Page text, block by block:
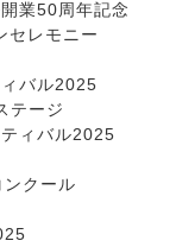
50周年記念
モニー
バル2025
ージ
バル2025
クール